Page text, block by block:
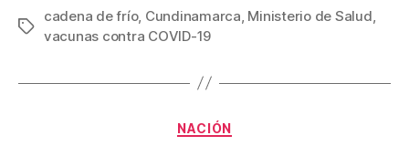
c
e
b
tt
er
ail er
e
st
m
p
ar
Etiquetas
cadena de frío, Cundinamarca, Ministerio de Salud,
vacunas contra COVID-19
Categorías
NACIÓN